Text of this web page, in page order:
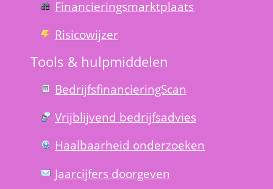
Financierings­markt­plaats
Risico­wijzer
Tools & hulp­middelen
Bedrijfsfinanciering­Scan
Vrijblijvend bedrijfs­advies
Haal­baar­heid onder­zoeken
Jaarcijfers doorgeven